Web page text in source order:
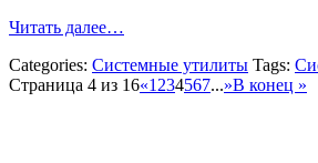
Читать далее…
Categories: Системные утилиты Tags:
Страница 4 из 16«1 234567...»В конец »